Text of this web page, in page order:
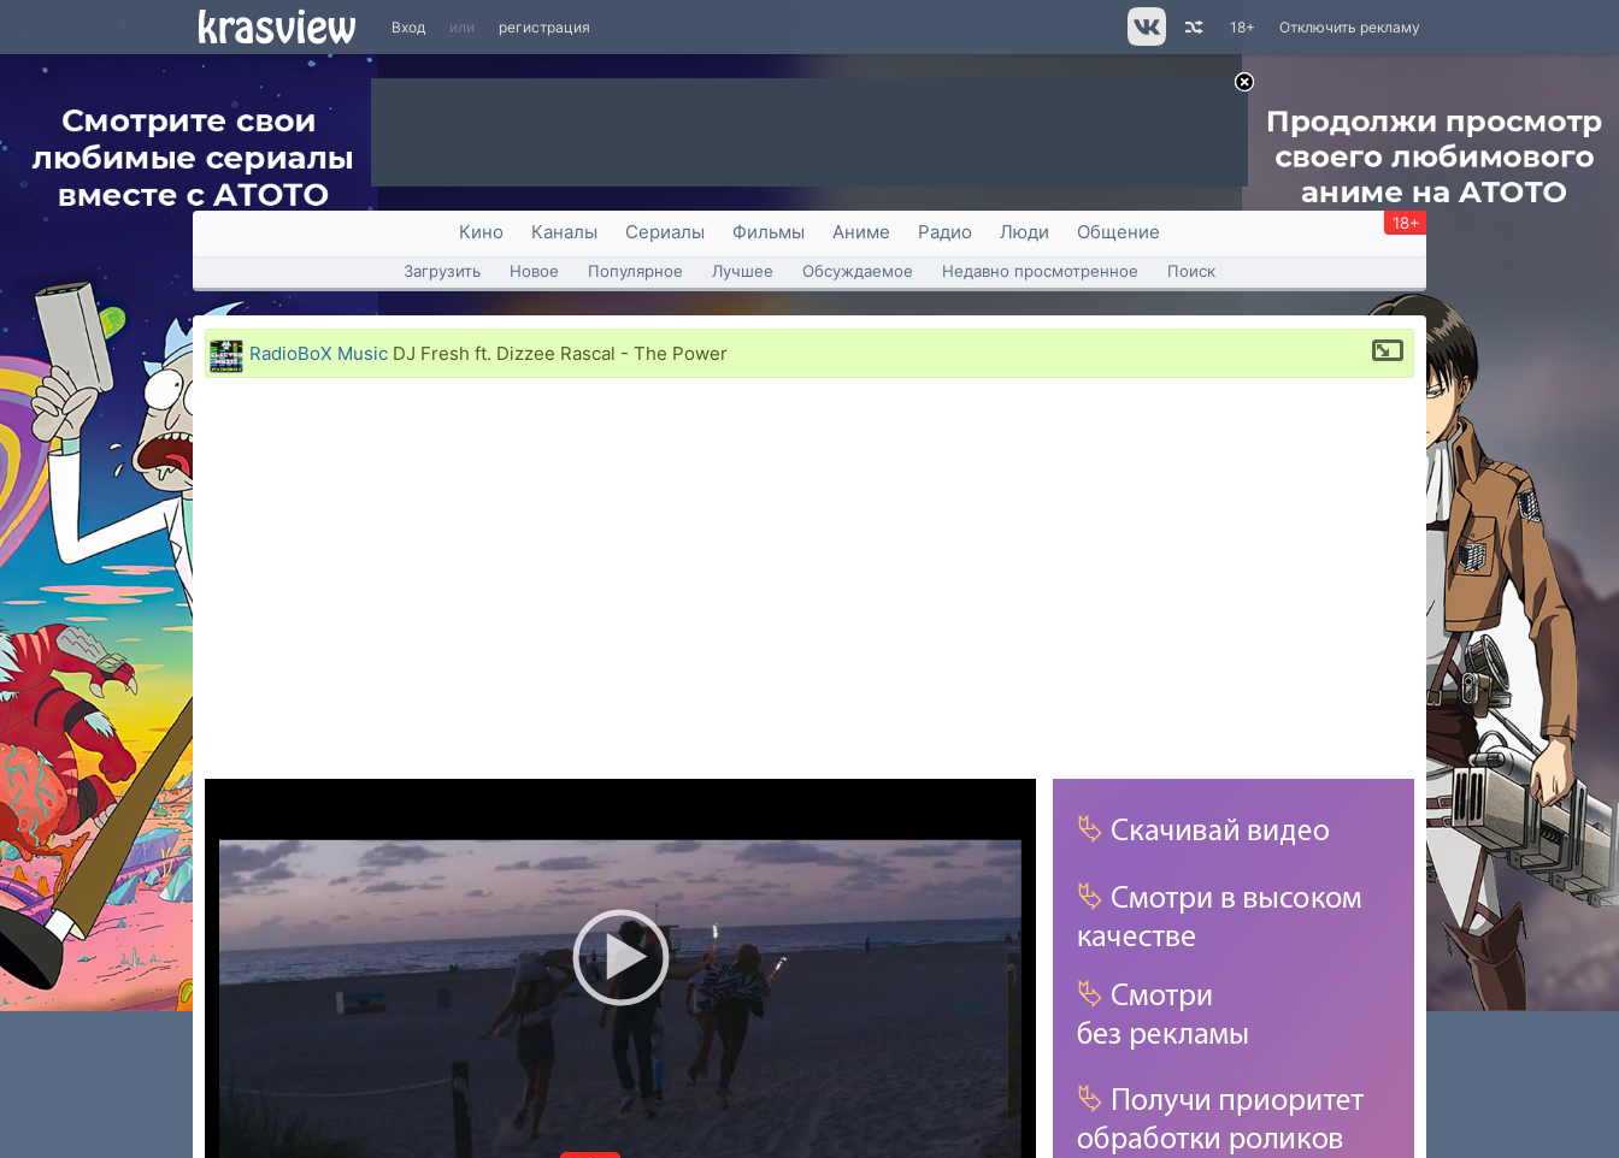
Вход или регистрация Отключить рекламу
18+
Кино Каналы Сериалы Фильмы Аниме Радио Люди Общение 18+
Загрузить Новое Популярное Лучшее Обсуждаемое Недавно просмотренное Поиск
RadioBoX Music DJ Fresh ft. Dizzee Rascal - The Power